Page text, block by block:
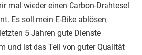
mal wieder einen Carbon-Drahtesel
Es soll mein E-Bike ablösen,
5 Jahren gute Dienste
und ist das Teil von guter Qualität